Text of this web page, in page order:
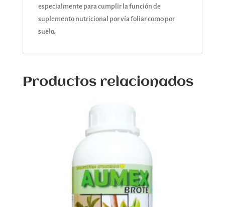
especialmente para cumplir la función de
suplemento nutricional por vía foliar como por
suelo.
Productos relacionados